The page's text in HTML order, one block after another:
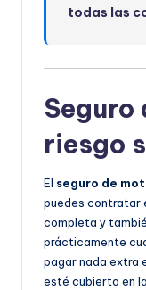
todas las
Seguro
riesgo
El seguro de
puedes contratar
completa y
prácticamente
pagar nada extra
esté cubierto en